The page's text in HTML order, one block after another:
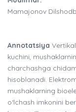
Mamajonov
Annotatsiya
kuchini,
charchashga
hisoblanadi.
mushaklarning
o‘lchash imkonini